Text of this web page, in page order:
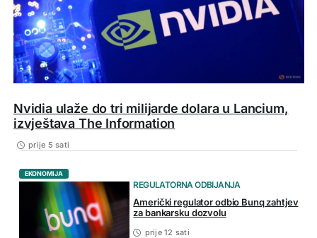
Nvidia ulaže do tri milijarde dolara u Lancium,
izvještava The Information
prije 5 sati
EKONOMIJA
REGULATORNA ODBIJANJA
Američki regulator odbio Bunq zahtjev
za bankarsku dozvolu
prije 12 sati